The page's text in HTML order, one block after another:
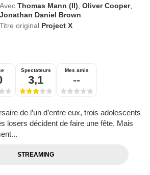
Avec Thomas Mann (II),Oliver Cooper,
Jonathan Daniel Brown
Titre original Project X
Spectateurs
3,1
Mes amis
--
de l’un d’entre eux, trois adolescents
losers décident de faire une fête. Mais
STREAMING